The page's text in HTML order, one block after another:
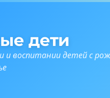
дети
и воспитании детей с